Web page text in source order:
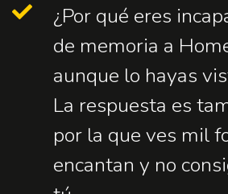
¿Por qué eres
de memoria a
aunque lo hayas
La respuesta es
por la que ves mil
encantan y no